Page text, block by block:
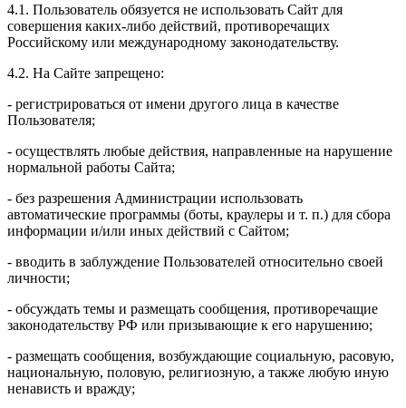
4.1. Пользователь обязуется не использовать Сайт для
совершения каких-либо действий, противоречащих
Российскому или международному законодательству.
4.2. На Сайте запрещено:
- регистрироваться от имени другого лица в качестве
Пользователя;
- осуществлять любые действия, направленные на нарушение
нормальной работы Сайта;
- без разрешения Администрации использовать
автоматические программы (боты, краулеры и т. п.) для сбора
информации и/или иных действий с Сайтом;
- вводить в заблуждение Пользователей относительно своей
личности;
- обсуждать темы и размещать сообщения, противоречащие
законодательству РФ или призывающие к его нарушению;
- размещать сообщения, возбуждающие социальную, расовую,
национальную, половую, религиозную, а также любую иную
ненависть и вражду;